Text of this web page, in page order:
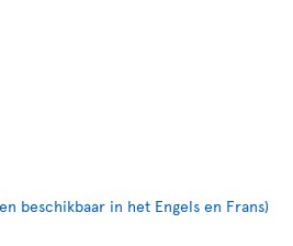
beschikbaar in het Engels en Frans)